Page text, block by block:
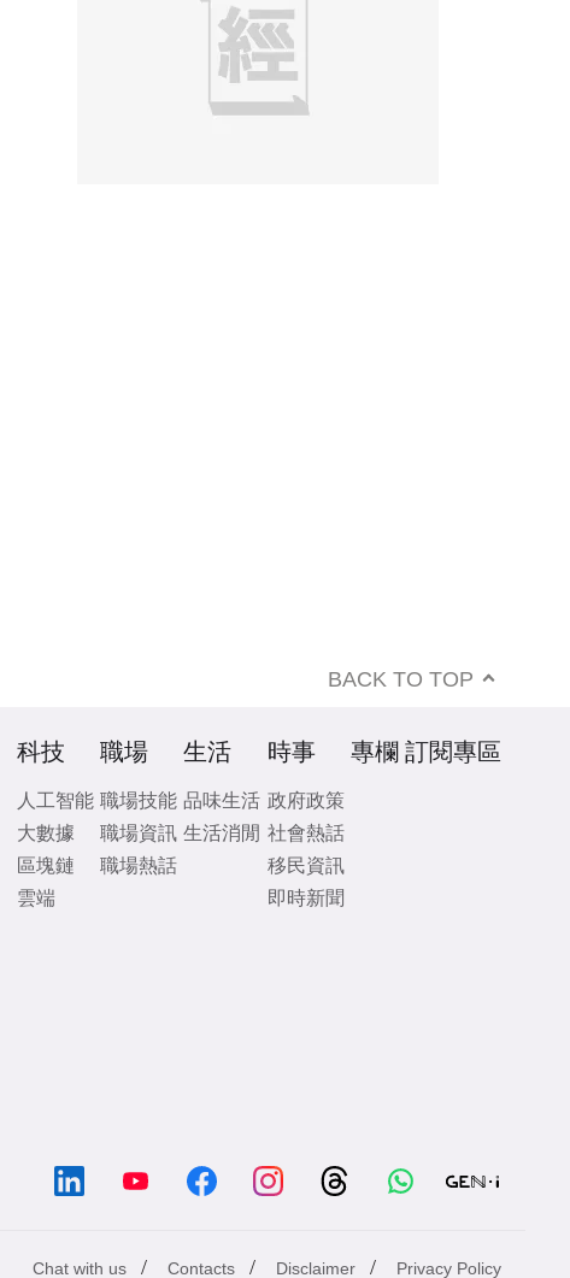
BACK TO TOP
科技
人工智能
大數據
區塊鏈
雲端
職場
職場技能
職場資訊
職場熱話
生活
品味生活
生活消閒
時事
政府政策
社會熱話
移民資訊
即時新聞
專欄 訂閱專區
Chat with us / Contacts / Disclaimer / Privacy Policy